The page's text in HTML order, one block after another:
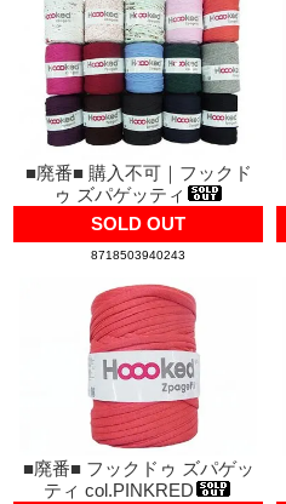
■廃番■ 購入不可｜フックド
ゥ ズパゲッティ
SOLD OUT
8718503940243
■廃番■ フックドゥ ズパゲッ
ティ col.PINKRED